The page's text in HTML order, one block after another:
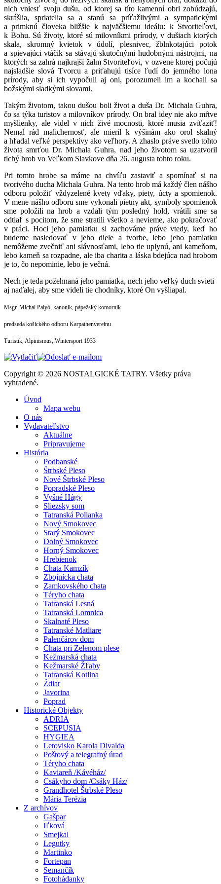
nich vniesť svoju dušu, od ktorej sa títo kamenní obri zobúdzajú,
skrášlia, spriatelia sa a stanú sa príťažlivými a sympatickými
a primknú človeka bližšie k najväčšiemu ideálu: k Stvoriteľovi,
k Bohu. Sú životy, ktoré sú milovníkmi prírody, v dušiach ktorých
skala, skromný kvietok v údolí, plesnivec, žblnkotajúci potok
a spievajúci vtáčik sa stávajú skutočnými hudobnými nástrojmi, na
ktorých sa zahrá najkrajší žalm Stvoriteľovi, v ozvene ktorej počujú
najsladšie slová Tvorcu a priťahujú tisíce ľudí do jemného lona
prírody, aby si ich vypočuli aj oni, porozumeli im a kochali sa
božskými sladkými slovami.
Takým životom, takou dušou boli život a duša Dr. Michala Guhra,
čo sa týka turistov a milovníkov prírody. On bral idey nie ako mŕtve
myšlienky, ale videl v nich živé mocnosti, ktoré musia zvíťaziť!
Nemal rád malichernosť, ale mieril k výšinám ako orol skalný
a hľadal veľké perspektívy ako veľhory. A zhaslo práve svetlo tohto
života smrťou Dr. Michala Guhra, nad jeho životom sa uzatvoril
tichý hrob vo Veľkom Slavkove dňa 26. augusta tohto roku.
Pri tomto hrobe sa máme na chvíľu zastaviť a spomínať si na
tvorivého ducha Michala Guhra. Na tento hrob má každý člen nášho
odboru položiť vždyzelené kvety vďaky, piety, úcty a spomienok.
V mene nášho odboru sme vykonali pietny akt, symboly spomienok
sme položili na hrob a vzdali tým posledný hold, vrátili sme sa
odtiaľ s pocitom, že sme stratili všetko a nevieme, ako pokračovať
v práci. Hoci jeho pamiatku si zachováme práve vtedy, keď ho
budeme nasledovať v jeho diele a tvorbe, lebo jeho pamiatku
nemôžeme zvečniť ani slávnosťami, lebo tie uplynú, ani kameňom,
lebo kameň sa rozpadne, ale iba charita a láska bdejúca nad hrobom
je to, čo nepominie, lebo je večná.
Nech je teda požehnaná jeho pamiatka, nech jeho veľký duch svieti
aj naďalej, aby sme videli tie chodníky, ktoré On vyšliapal.
Msgr. Michal Palyó, kanonik, pápežský komorník
predseda košického odboru Karpathenvereinu
Turistik, Alpinismus, Wintersport 1933
Copyright © 2026 NOSTALGICKÉ TATRY. Všetky práva
vyhradené.
Úvod
Mapa webu
O nás
Vydavateľstvo
Aktuálne
Pripravujeme
História
Podbanské
Štrbské Pleso
Nové Štrbské Pleso
Popradské Pleso
Vyšné Hágy
Sliezsky som
Tatranská Polianka
Nový Smokovec
Starý Smokovec
Dolný Smokovec
Horný Smokovec
Hrebienok
Chata Kamzík
Zbojnícka chata
Zamkovského chata
Téryho chata
Tatranská Lesná
Tatranská Lomnica
Skalnaté Pleso
Tatranské Matliare
Palenčárov dom
Chata pri Zelenom plese
Kežmarská chata
Kežmarské Žľaby
Tatranská Kotlina
Ždiar
Javorina
Poprad
Historické Objekty
ADRIA
SCEPUSIA
HYGIEA
Letovisko Karola Divalda
Poštový a telegrafný úrad
Téryho chata
Kaviareň /Kávéház/
Csákyho dom /Csáky Ház/
Grandhotel Štrbské Pleso
Mária Terézia
Z archívov
Gašpar
Iľková
Smejkal
Legutky
Martinko
Fortepan
Semančík
Fotohádanky